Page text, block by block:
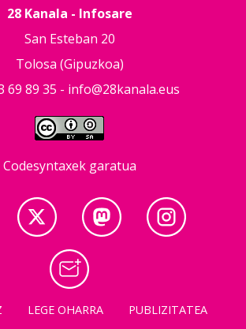
28 Kanala - Infosare
San Esteban 20
Tolosa (Gipuzkoa)
69 89 35 - info@28kanala.eus
Codesyntaxek garatua
LEGE OHARRA PUBLIZITATEA